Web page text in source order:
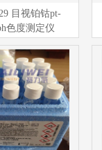
目视铂钴pt-
色度测定仪